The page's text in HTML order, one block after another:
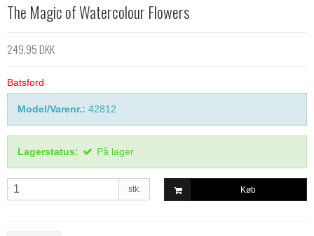
The Magic of Watercolour Flowers
249,95 DKK
Batsford
Model/Varenr.: 42812
Lagerstatus: På lager
stk. Køb